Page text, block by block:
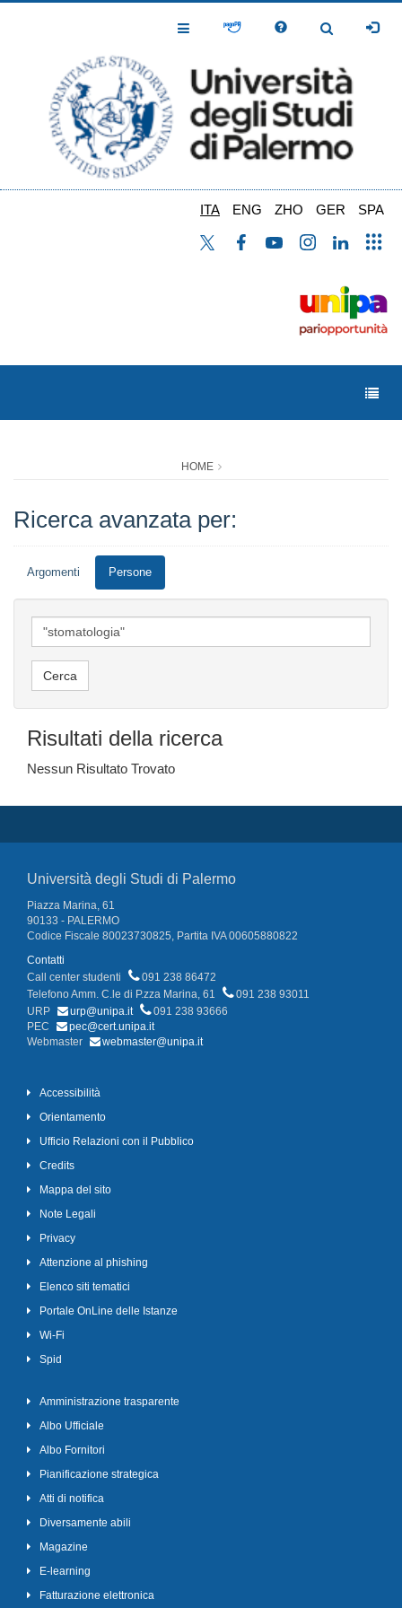
Toggle
Toggle
ITA ENG ZHO GER SPA
HOME
Ricerca avanzata per:
Argomenti Persone
Risultati della ricerca
Nessun Risultato Trovato
Università degli Studi di Palermo
Piazza Marina, 61
90133 - PALERMO
Codice Fiscale 80023730825, Partita IVA 00605880822
Contatti
Call center studenti
091 238 86472
Telefono Amm. C.le di P.zza Marina, 61
091 238 93011
URP
urp@unipa.it
091 238 93666
PEC
pec@cert.unipa.it
Webmaster
webmaster@unipa.it
Accessibilità
Orientamento
Ufficio Relazioni con il Pubblico
Credits
Mappa del sito
Note Legali
Privacy
Attenzione al phishing
Elenco siti tematici
Portale OnLine delle Istanze
Wi-Fi
Spid
Amministrazione trasparente
Albo Ufficiale
Albo Fornitori
Pianificazione strategica
Atti di notifica
Diversamente abili
Magazine
E-learning
Fatturazione elettronica